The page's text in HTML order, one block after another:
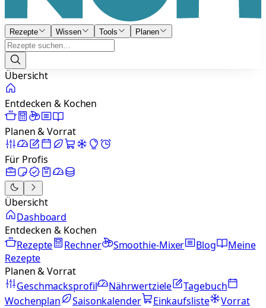
Rezepte Wissen Tools Planen
Übersicht
Entdecken & Kochen
Planen & Vorrat
Für Profis
Übersicht
Dashboard
Entdecken & Kochen
Rezepte
Rechner Smoothie-Mixer Blog
Meine
Rezepte
Planen & Vorrat
Geschmacksprofil
Nährwertziele
Tagebuch
Wochenplan
Saisonkalender Einkaufsliste
Vorrat